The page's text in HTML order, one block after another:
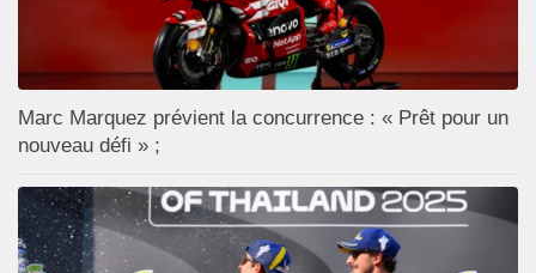
Marc Marquez prévient la concurrence : « Prêt pour un
nouveau défi » ;